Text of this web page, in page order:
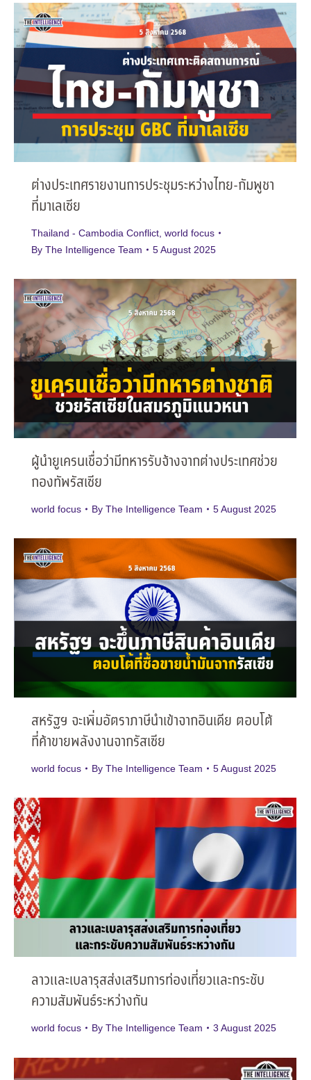
ต่างประเทศรายงานการประชุมระหว่างไทย-กัมพูชา
ที่มาเลเซีย
Thailand - Cambodia Conflict world focus
By The Intelligence Team 5 August 2025
ผู้นำยูเครนเชื่อว่ามีทหารรับจ้างจากต่างประเทศช่วย
กองทัพรัสเซีย
world focus By The Intelligence Team 5 August 2025
สหรัฐฯ จะเพิ่มอัตราภาษีนำเข้าจากอินเดีย ตอบโต้
ที่ค้าขายพลังงานจากรัสเซีย
world focus By The Intelligence Team 5 August 2025
ลาวและเบลารุสส่งเสริมการท่องเที่ยวและกระชับ
ความสัมพันธ์ระหว่างกัน
world focus By The Intelligence Team 3 August 2025